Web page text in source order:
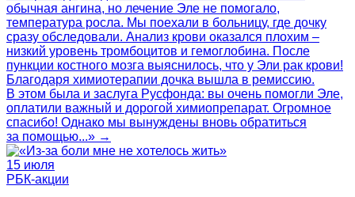
обычная ангина, но лечение Эле не помогало,
температура росла. Мы поехали в больницу, где дочку
сразу обследовали. Анализ крови оказался плохим –
низкий уровень тромбоцитов и гемоглобина. После
пункции костного мозга выяснилось, что у Эли рак крови!
Благодаря химиотерапии дочка вышла в ремиссию.
В этом была и заслуга Русфонда: вы очень помогли Эле,
оплатили важный и дорогой химиопрепарат. Огромное
спасибо! Однако мы вынуждены вновь обратиться
за помощью...» →
15 июля
РБК-акции